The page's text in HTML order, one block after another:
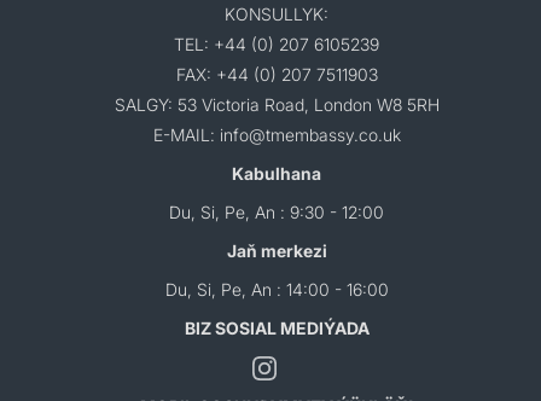
KONSULLYK:
TEL: +44 (0) 207 6105239
FAX: +44 (0) 207 7511903
SALGY: 53 Victoria Road, London W8 5RH
E-MAIL: info@tmembassy.co.uk
Kabulhana
Du, Si, Pe, An : 9:30 - 12:00
Jaň merkezi
Du, Si, Pe, An : 14:00 - 16:00
BIZ SOSIAL MEDIÝADA